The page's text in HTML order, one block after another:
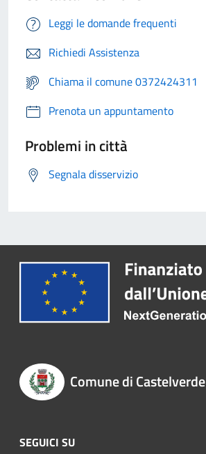
Leggi le domande frequenti
Richiedi Assistenza
Chiama il comune 0372424311
Prenota un appuntamento
Problemi in città
Segnala disservizio
Comune di Castelverde
SEGUICI SU